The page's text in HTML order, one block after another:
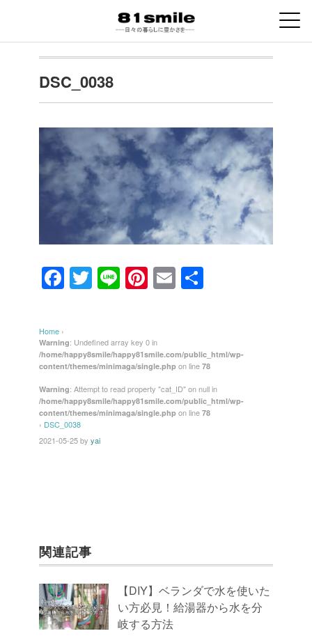
DSC_0038
F
a
e
b
o
o
k
T
wi
er
Li
n
Pi
nt
e
st
E
m
Home ›
Warning: Undefined array key 0 in
/home/happy8smile/happy81smile.com/public_html/wp-
content/themes/minimaga/single.php on line 78
Warning: Attempt to read property "cat_ID" on null in
/home/happy8smile/happy81smile.com/public_html/wp-
content/themes/minimaga/single.php on line 78
› DSC_0038
2021-05-25by yai
関連記事
【DIY】ベランダで水を使いた
い方必見！給湯器から水を分
岐する方法